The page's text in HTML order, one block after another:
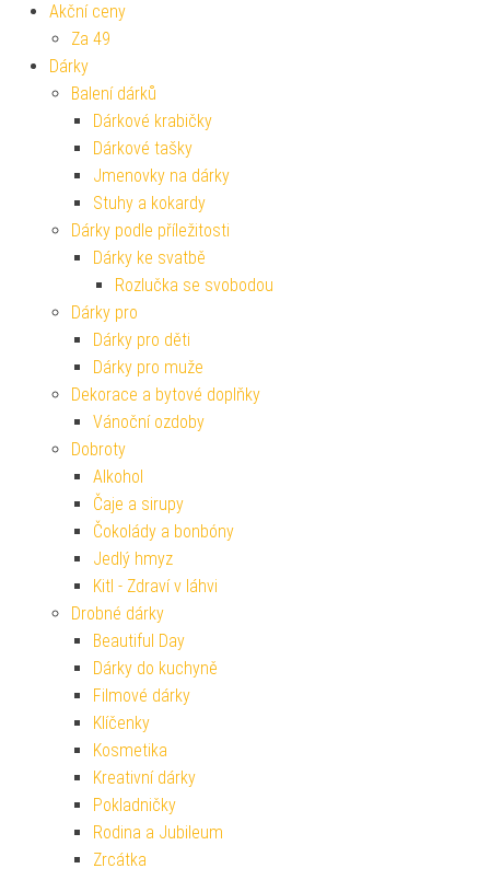
Akční ceny
Za 49
Dárky
Balení dárků
Dárkové krabičky
Dárkové tašky
Jmenovky na dárky
Stuhy a kokardy
Dárky podle příležitosti
Dárky ke svatbě
Rozlučka se svobodou
Dárky pro
Dárky pro děti
Dárky pro muže
Dekorace a bytové doplňky
Vánoční ozdoby
Dobroty
Alkohol
Čaje a sirupy
Čokolády a bonbóny
Jedlý hmyz
Kitl - Zdraví v láhvi
Drobné dárky
Beautiful Day
Dárky do kuchyně
Filmové dárky
Klíčenky
Kosmetika
Kreativní dárky
Pokladničky
Rodina a Jubileum
Zrcátka